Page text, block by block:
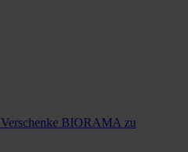
Verschenke BIORAMA zu